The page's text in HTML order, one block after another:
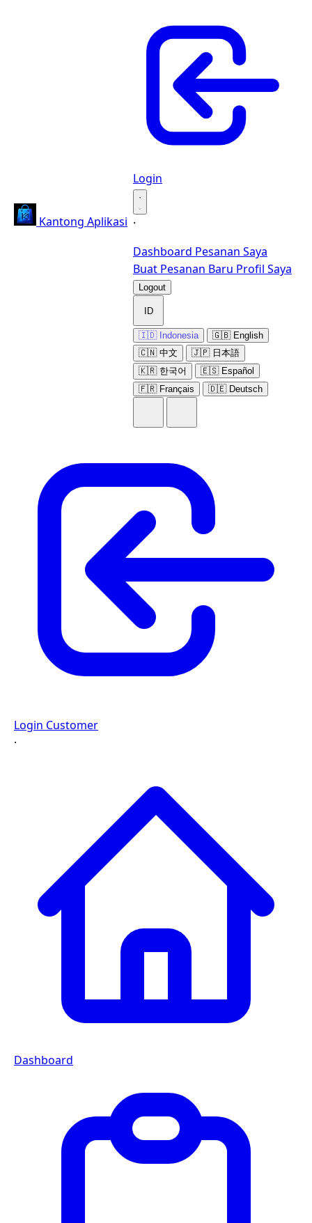
Kantong Aplikasi
Login
·
·
Dashboard Pesanan Saya
Buat Pesanan Baru Profil Saya
Logout
ID
🇮🇩 Indonesia
🇬🇧 English
🇨🇳 中文
🇯🇵 日本語
🇰🇷 한국어
🇪🇸 Español
🇫🇷 Français
🇩🇪 Deutsch
Login Customer
·
Dashboard